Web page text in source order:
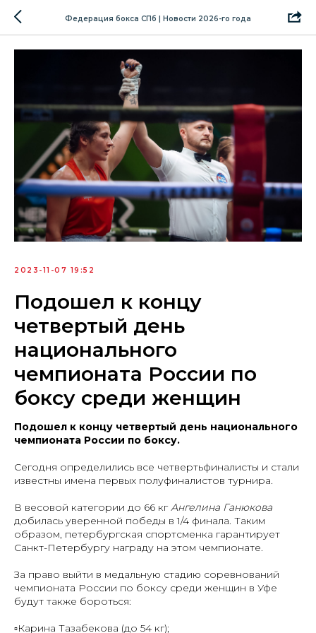
Федерация бокса СПб | Новости 2026-го года
2023-11-07 19:52
Подошел к концу
четвертый день
национального
чемпионата России по
боксу среди женщин
Подошел к концу четвертый день национального
чемпионата России по боксу.
Сегодня определились все четвертьфиналисты и стали
известны имена первых полуфиналистов турнира.
В весовой категории до 66 кг Ангелина Ганюкова
добилась уверенной победы в 1/4 финала. Таким
образом, петербургская спортсменка гарантирует
Санкт-Петербургу награду на этом чемпионате.
За право выйти в медальную стадию соревнований
чемпионата России по боксу среди женщин в Уфе
будут также бороться:
▫️Карина Тазабекова (до 54 кг);